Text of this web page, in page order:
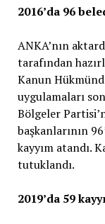
2016’da 96
ANKA’nın
tarafından
Kanun
uygulamaları
Bölgeler
başkanlarının
kayyım atandı.
tutuklandı.
2019’da 59